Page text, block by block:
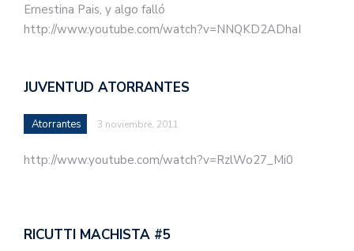
Ernestina Pais, y algo falló
http://www.youtube.com/watch?v=NNQKD2ADhaI
JUVENTUD ATORRANTES
Atorrantes 3 noviembre, 2011
http://www.youtube.com/watch?v=RzlWo27_Mi0
RICUTTI MACHISTA #5